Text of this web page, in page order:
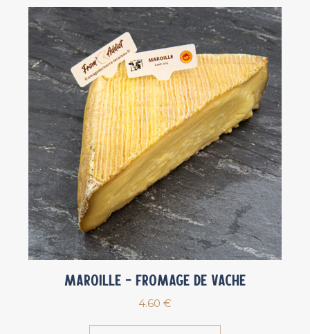
Maroille – Fromage de vache
4.60 €